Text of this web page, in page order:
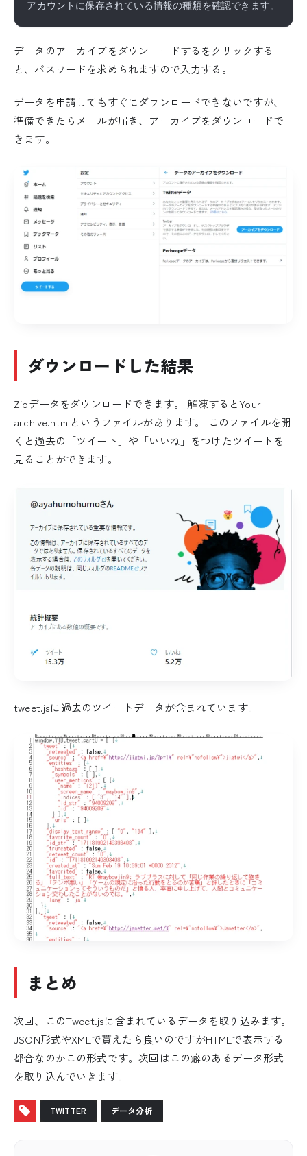
データのアーカイブをダウンロードするをクリックする
と、パスワードを求められますので入力する。
データを申請してもすぐにダウンロードできないですが、
準備できたらメールが届き、アーカイブをダウンロードで
きます。
ダウンロードした結果
Zipデータをダウンロードできます。 解凍するとYour
archive.htmlというファイルがあります。 このファイルを開
くと過去の「ツイート」や「いいね」をつけたツイートを
見ることができます。
tweet.jsに過去のツイートデータが含まれています。
まとめ
次回、このTweet.jsに含まれているデータを取り込みます。
JSON形式やXMLで貰えたら良いのですがHTMLで表示する
都合なのかこの形式です。次回はこの癖のあるデータ形式
を取り込んでいきます。
TWITTER データ分析